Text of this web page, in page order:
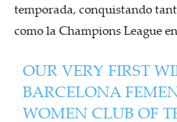
temporada, conquistando
como la Champions League
OUR VERY FIRST
BARCELONA
WOMEN CLUB OF